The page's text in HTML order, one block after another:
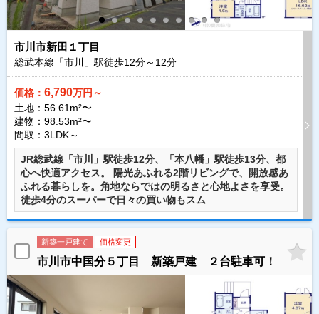
市川市新田１丁目
総武本線「市川」駅徒歩12分～ 12分
価格： 6,790万円～
土地：56.61m²〜
建物：98.53m²〜
間取：3LDK～
JR総武線「市川」駅徒歩12分、「本八幡」駅徒歩13分、都
心へ快適アクセス。 陽光あふれる2階リビングで、開放感あ
ふれる暮らしを。角地ならではの明るさと心地よさを享受。
徒歩4分のスーパーで日々の買い物もスム
新築一戸建て 価格変更
市川市中国分５丁目 新築戸建 ２台駐車可！